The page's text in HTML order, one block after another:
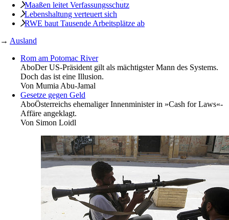
Maaßen leitet ­Verfassungsschutz
Lebenshaltung verteuert sich
RWE baut Tausende Arbeitsplätze ab
→ Ausland
Rom am Potomac River
AboDer US-Präsident gilt als mächtigster Mann des Systems.
Doch das ist eine Illusion.
Von Mumia Abu-Jamal
Gesetze gegen Geld
AboÖsterreichs ehemaliger Innenminister in »Cash for Laws«-
Affäre angeklagt.
Von Simon Loidl